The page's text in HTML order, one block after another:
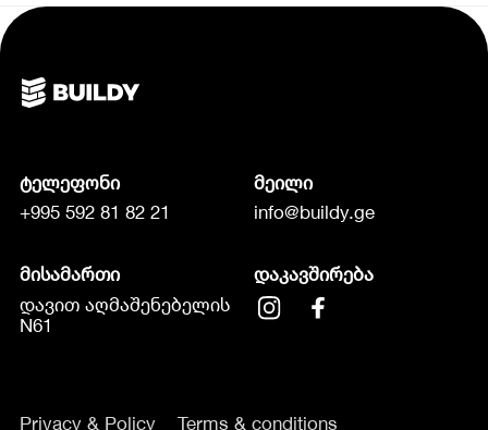
ტელეფონი
+995 592 81 82 21
მეილი
info@buildy.ge
მისამართი
დავით აღმაშენებელის
N61
დაკავშირება
Privacy & Policy Terms & conditions